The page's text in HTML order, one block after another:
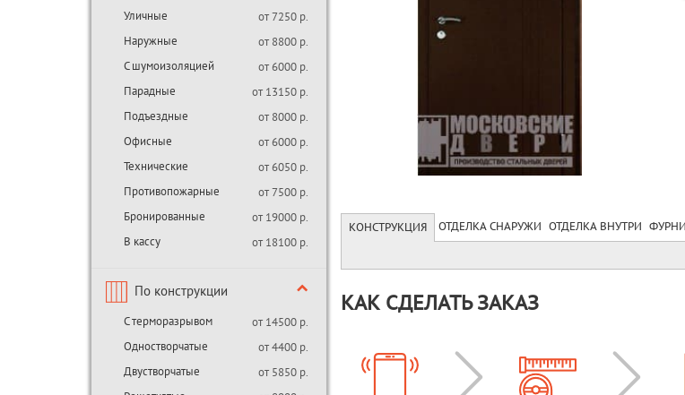
Уличные
от 7250 р.
Наружные
от 8800 р.
С шумоизоляцией
от 6000 р.
Парадные
от 13150 р.
Подъездные
от 8000 р.
Офисные
от 6000 р.
Технические
от 6050 р.
Противопожарные
от 7500 р.
Бронированные
от 19000 р.
В кассу
от 18100 р.
По конструкции
С терморазрывом
от 14500 р.
Одностворчатые
от 4400 р.
Двустворчатые
от 5850 р.
КОНСТРУКЦИЯ ОТДЕЛКА СНАРУЖИ ОТДЕЛКА ВНУТРИ
КАК СДЕЛАТЬ ЗАКАЗ